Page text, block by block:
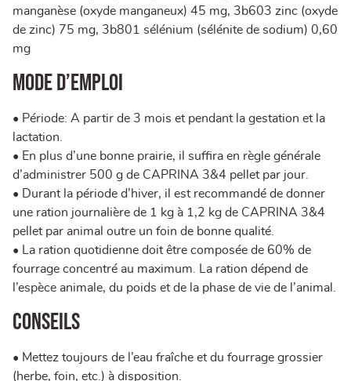
manganèse (oxyde manganeux) 45 mg, 3b603 zinc (oxyde
de zinc) 75 mg, 3b801 sélénium (sélénite de sodium) 0,60
mg
MODE D’EMPLOI
• Période: A partir de 3 mois et pendant la gestation et la
lactation.
• En plus d’une bonne prairie, il suffira en règle générale
d’administrer 500 g de CAPRINA 3&4 pellet par jour.
• Durant la période d’hiver, il est recommandé de donner
une ration journalière de 1 kg à 1,2 kg de CAPRINA 3&4
pellet par animal outre un foin de bonne qualité.
• La ration quotidienne doit être composée de 60% de
fourrage concentré au maximum. La ration dépend de
l’espèce animale, du poids et de la phase de vie de l’animal.
CONSEILS
• Mettez toujours de l’eau fraîche et du fourrage grossier
(herbe, foin, etc.) à disposition.